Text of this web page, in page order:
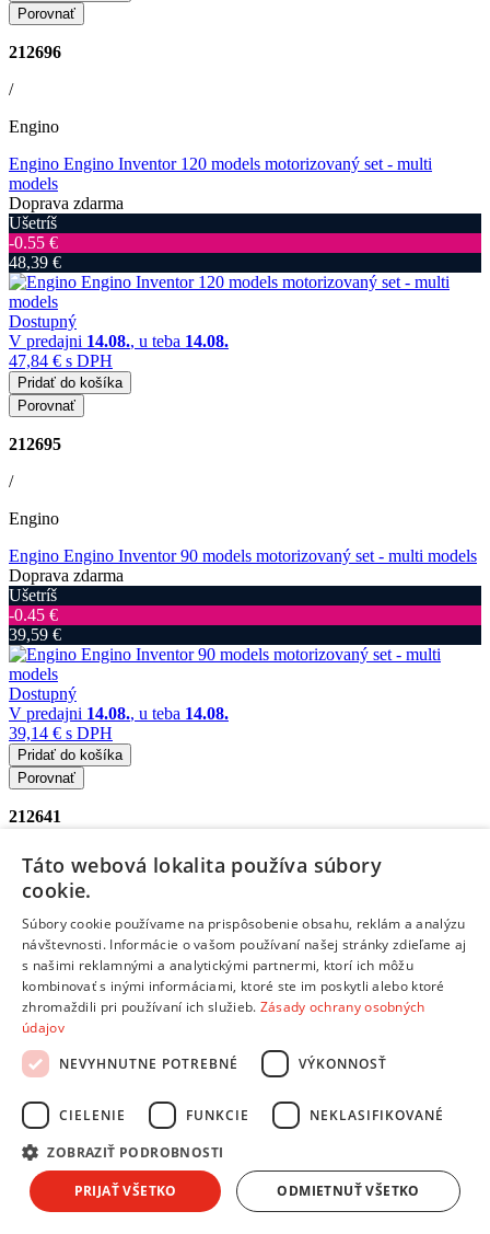
Porovnať
212696
/
Engino
Engino Engino Inventor 120 models motorizovaný set - multi
models
Doprava zdarma
Ušetríš
‐0.55 €
48,39 €
Dostupný
V predajni 14.08., u teba 14.08.
47,84 € s DPH
Pridať do košíka
Porovnať
212695
/
Engino
Engino Engino Inventor 90 models motorizovaný set - multi models
Doprava zdarma
Ušetríš
‐0.45 €
39,59 €
Dostupný
V predajni 14.08., u teba 14.08.
39,14 € s DPH
Pridať do košíka
Porovnať
212641
Engino
Engino Engino INVENTOR MOTORIZED 4-kolesový xtreme
bike s 10 bonusovými modelmi
Doprava zdarma
Ušetríš
‐0.43 €
37,83 €
V predajni
, u teba
37,40 € s DPH
Pridať do košíka
Porovnať
212654
Táto webová lokalita používa súbory
cookie.
Súbory cookie používame na prispôsobenie obsahu, reklám a analýzu
návštevnosti. Informácie o vašom používaní našej stránky zdieľame aj
s našimi reklamnými a analytickými partnermi, ktorí ich môžu
kombinovať s inými informáciami, ktoré ste im poskytli alebo ktoré
zhromaždili pri používaní ich služieb. Zásady ochrany osobných
údajov
NEVYHNUTNE POTREBNÉ
VÝKONNOSŤ
CIELENIE FUNKCIE NEKLASIFIKOVANÉ
ZOBRAZIŤ PODROBNOSTI
PRIJAŤ VŠETKO ODMIETNUŤ VŠETKO